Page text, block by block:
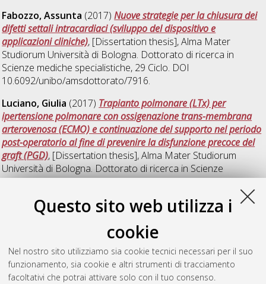
Questo sito web utilizza i
cookie
Nel nostro sito utilizziamo sia cookie tecnici necessari per il suo
funzionamento, sia cookie e altri strumenti di tracciamento
facoltativi che potrai attivare solo con il tuo consenso.
Fabozzo, Assunta (2017)Nuove strategie per la chiusura dei
difetti settali intracardiaci (sviluppo del dispositivo e
applicazioni cliniche), [Dissertation thesis], Alma Mater
Studiorum Università di Bologna. Dottorato di ricerca in
Scienze mediche specialistiche, 29 Ciclo. DOI
10.6092/unibo/amsdottorato/7916.
Luciano, Giulia (2017) Trapianto polmonare (LTx) per
ipertensione polmonare con ossigenazione trans-membrana
arterovenosa (ECMO) e continuazione del supporto nel periodo
post-operatorio al fine di prevenire la disfunzione precoce del
graft (PGD), [Dissertation thesis], Alma Mater Studiorum
Università di Bologna. Dottorato di ricerca inScienze
chirurgiche, 29 Ciclo. DOI 10.6092/unibo/amsdottorato/8212.
Savini, Carlo(2017)Trattamento della valvulopatia aortica nei
pazienti ad alto rischio: ruolo delle nuove tecnologie,
[Dissertation thesis], Alma Mater Studiorum Università di
Bologna. Dottorato di ricerca inScienze mediche
specialistiche, 29 Ciclo. DOI
10.6092/unibo/amsdottorato/8003.